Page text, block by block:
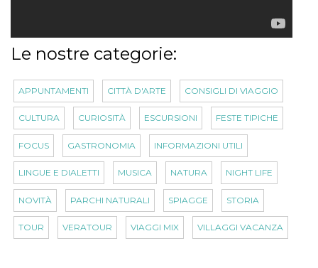
Le nostre categorie:
APPUNTAMENTI CITTÀ D'ARTE CONSIGLI DI VIAGGIO
CULTURA CURIOSITÀ ESCURSIONI FESTE TIPICHE
FOCUS GASTRONOMIA INFORMAZIONI UTILI
LINGUE E DIALETTI MUSICA NATURA NIGHT LIFE
NOVITÀ PARCHI NATURALI SPIAGGE STORIA
TOUR VERATOUR VIAGGI MIX VILLAGGI VACANZA